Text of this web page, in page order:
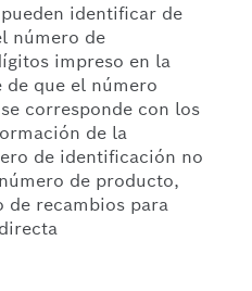
identificar de
número de
impreso en la
de que el número
corresponde con los
de la
de identificación no
de producto,
de recambios para